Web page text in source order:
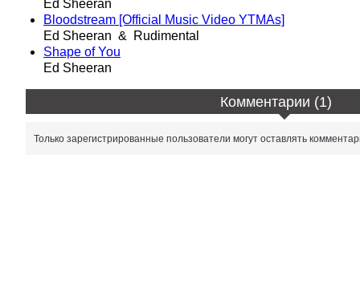
Ed Sheeran
Bloodstream [Official Music Video­ YTMAs]
Ed Sheeran & Rudimental­
Shape of You
Ed Sheeran
Комментарии (1)
Только зарегистрированные пользователи могут оставлять